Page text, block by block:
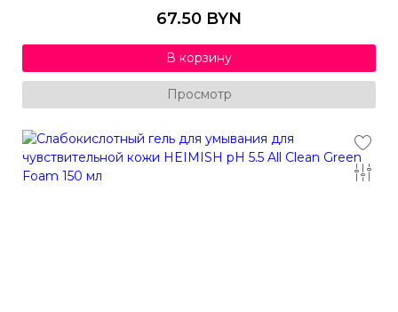
67.50 BYN
В корзину
Просмотр